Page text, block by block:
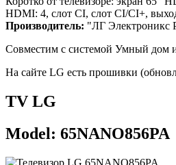
HDMI: 4, слот CI, слот CI/CI+,
Производитель: "ЛГ Электроникс
Cовместим с системой Умный дом
На сайте LG есть прошивки
TV LG
Model: 65NANO856PA